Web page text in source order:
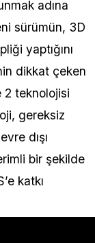
adına
sürümün, 3D
yaptığını
dikkat çeken
2 teknolojisi
gereksiz
dışı
bir şekilde
katkı